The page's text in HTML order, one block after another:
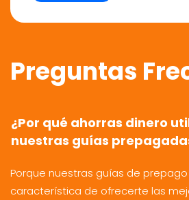
Preguntas
¿Por qué ahorras dinero
nuestras guías
Porque nuestras guías de
característica de ofrecerte las